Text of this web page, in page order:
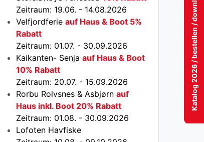
Katalog 2026 / bestellen / download / lesen!
Zeitraum: 19.06. - 14.08.2026
Velfjordferieauf Haus & Boot 5%
Rabatt
Zeitraum: 01.07. - 30.09.2026
Kaikanten- Senjaauf Haus & Boot
10% Rabatt
Zeitraum: 20.07. - 15.09.2026
Rorbu Rolvsnes & Asbjørnauf
Haus inkl. Boot 20% Rabatt
Zeitraum: 01.08. - 30.09.2026
Lofoten Havfiske